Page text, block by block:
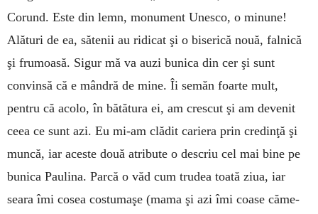
Corund. Este din lemn, monument Unesco, o minune!
Alături de ea, sătenii au ridicat şi o biserică nouă, falnică
şi frumoasă. Sigur mă va auzi bunica din cer şi sunt
convinsă că e mândră de mine. Îi semăn foarte mult,
pentru că acolo, în bătătura ei, am crescut şi am devenit
ceea ce sunt azi. Eu mi-am clădit cariera prin credinţă şi
muncă, iar aceste două atribute o descriu cel mai bine pe
bunica Paulina. Parcă o văd cum trudea toată ziua, iar
seara îmi cosea costumaşe (mama şi azi îmi coase căme­